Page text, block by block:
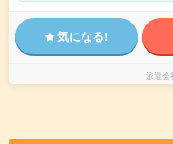
気になる!
派遣会